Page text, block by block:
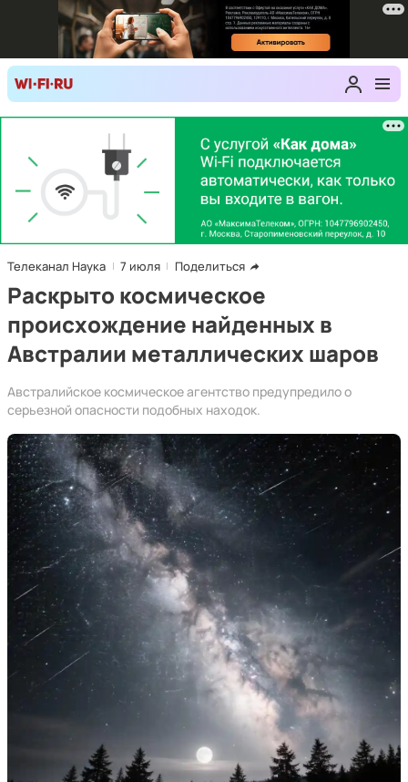
Телеканал Наука 7 июля Поделиться
Раскрыто космическое
происхождение найденных в
Австралии металлических шаров
Австралийское космическое агентство предупредило о
серьезной опасности подобных находок.